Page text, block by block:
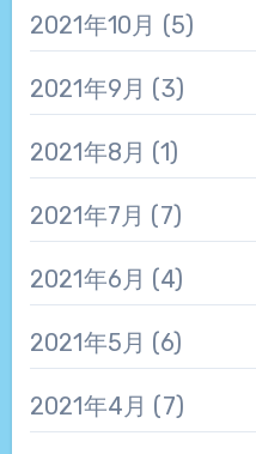
2021年10月 (5)
2021年9月 (3)
2021年8月 (1)
2021年7月 (7)
2021年6月 (4)
2021年5月 (6)
2021年4月 (7)